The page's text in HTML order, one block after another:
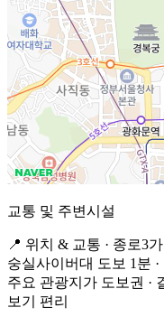
교통 및 주변시설
📍 위치 & 교통 · 종로3
숭실사이버대 도보 1분 ·
주요 관광지가 도보권 ·
보기 편리